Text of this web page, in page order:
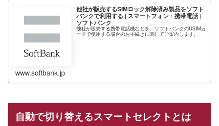
他社が販売するSIMロック解除済み製品をソフト
バンクで利用する | スマートフォン・携帯電話 |
ソフトバンク
他社が販売する携帯電話機などを、ソフトバンクのUSIMカ
ードで使用する場合のお手続きに関してご案内します。
www.softbank.jp
自動で切り替えるスマートセレクトとは